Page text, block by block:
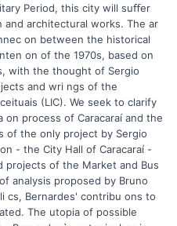
Period, this city will suﬀer
architectural works. The ar
on between the historical
on of the 1970s, based on
with the thought of Sergio
and wri ngs of the
(LIC). We seek to clarify
process of Caracaraí and the
of the only project by Sergio
- the City Hall of Caracaraí -
projects of the Market and Bus
analysis proposed by Bruno
cs, Bernardes' contribu ons to
The utopia of possible